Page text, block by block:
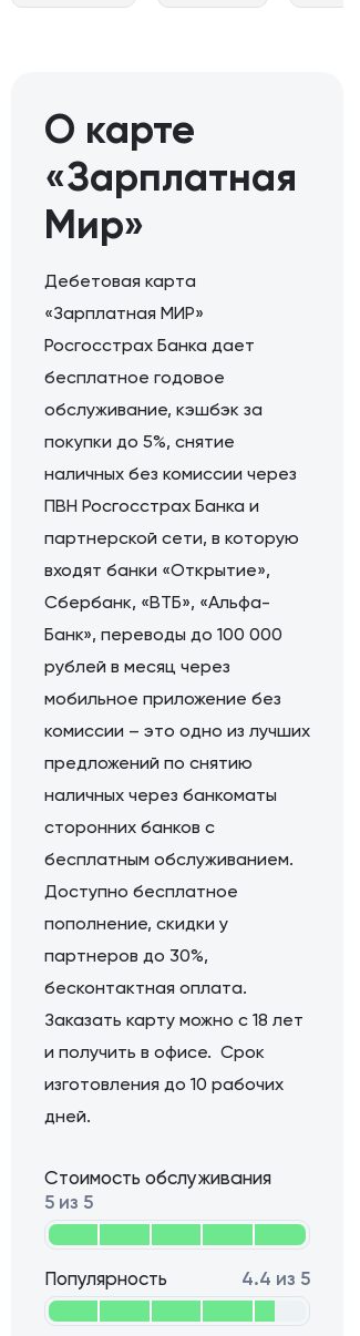
О карте
«Зарплатная
Мир»
Дебетовая карта
«Зарплатная МИР»
Росгосстрах Банка дает
бесплатное годовое
обслуживание, кэшбэк за
покупки до 5%, снятие
наличных без комиссии через
ПВН Росгосстрах Банка и
партнерской сети, в которую
входят банки «Открытие»,
Сбербанк, «ВТБ», «Альфа-
Банк», переводы до 100 000
рублей в месяц через
мобильное приложение без
комиссии – это одно из лучших
предложений по снятию
наличных через банкоматы
сторонних банков с
бесплатным обслуживанием.
Доступно бесплатное
пополнение, скидки у
партнеров до 30%,
бесконтактная оплата.
Заказать карту можно с 18 лет
и получить в офисе. Срок
изготовления до 10 рабочих
дней.
Стоимость обслуживания
5 из 5
Популярность 4.4 из 5